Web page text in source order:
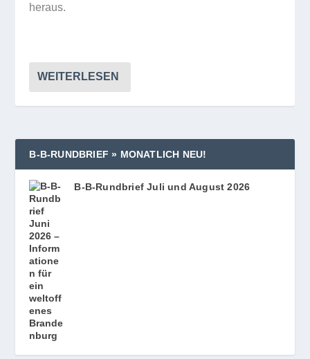
heraus.
WEITERLESEN
B‑B‑RUNDBRIEF » MONATLICH NEU!
B‑B-Rundbrief Juli und August 2026